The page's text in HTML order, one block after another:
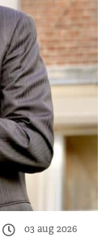
03 aug 2026